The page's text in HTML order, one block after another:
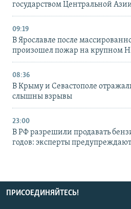
государством Центральной
09:19
В Ярославле после
произошел пожар на крупном
08:36
В Крыму и Севастополе
слышны взрывы
23:00
В РФ разрешили продавать
годов: эксперты
ПРИСОЕДИНЯЙТЕСЬ!